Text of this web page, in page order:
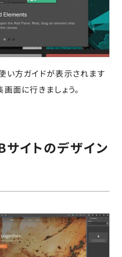
い方ガイドが表示されます
面に行きましょう。
イトのデザイン